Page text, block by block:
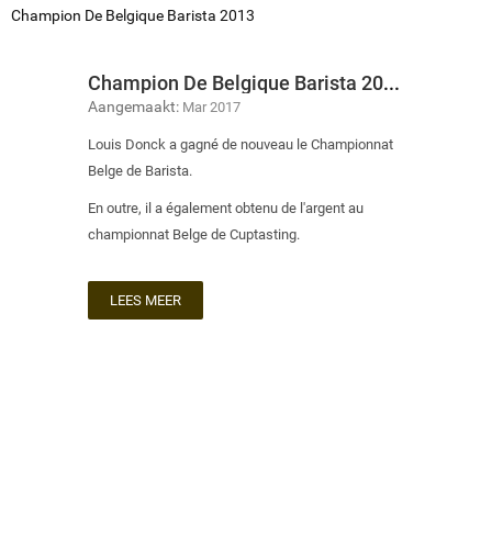
Champion De Belgique Barista 2013
Champion De Belgique Barista 2013
Aangemaakt: Mar 2017
Louis Donck a gagné de nouveau le Championnat
Belge de Barista.
En outre, il a également obtenu de l'argent au
championnat Belge de Cuptasting.
LEES MEER